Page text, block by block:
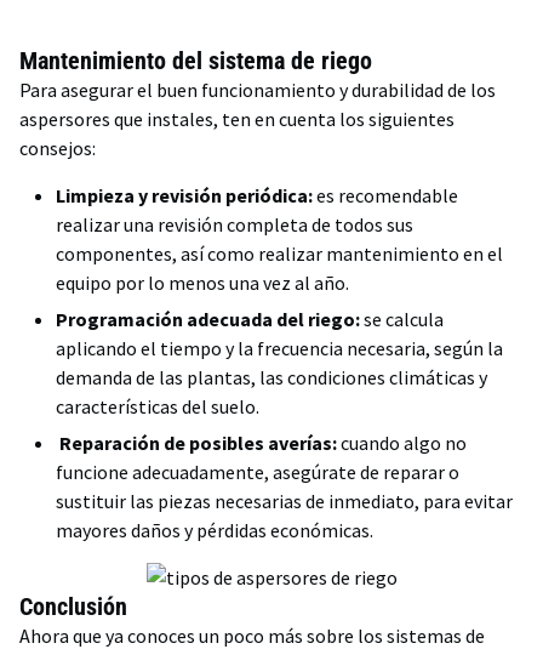
Mantenimiento del sistema de riego
Para asegurar el buen funcionamiento y durabilidad de los
aspersores que instales, ten en cuenta los siguientes
consejos:
Limpieza y revisión periódica:es recomendable
realizar una revisión completa de todos sus
componentes, así como realizar mantenimiento en el
equipo por lo menos una vez al año.
Programación adecuada del riego:se calcula
aplicando el tiempo y la frecuencia necesaria, según la
demanda de las plantas, las condiciones climáticas y
características del suelo.
Reparación de posibles averías:cuando algo no
funcione adecuadamente, asegúrate de reparar o
sustituir las piezas necesarias de inmediato, para evitar
mayores daños y pérdidas económicas.
Conclusión
Ahora que ya conoces un poco más sobre los sistemas de